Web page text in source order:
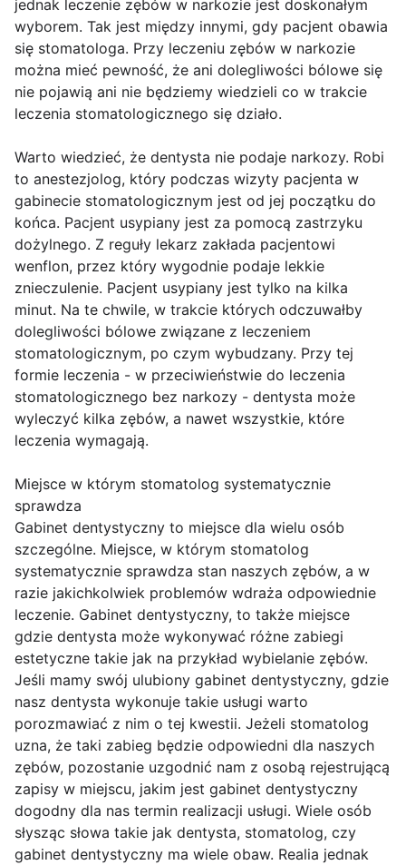
jednak leczenie zębów w narkozie jest doskonałym
wyborem. Tak jest między innymi, gdy pacjent obawia
się stomatologa. Przy leczeniu zębów w narkozie
można mieć pewność, że ani dolegliwości bólowe się
nie pojawią ani nie będziemy wiedzieli co w trakcie
leczenia stomatologicznego się działo.
Warto wiedzieć, że dentysta nie podaje narkozy. Robi
to anestezjolog, który podczas wizyty pacjenta w
gabinecie stomatologicznym jest od jej początku do
końca. Pacjent usypiany jest za pomocą zastrzyku
dożylnego. Z reguły lekarz zakłada pacjentowi
wenflon, przez który wygodnie podaje lekkie
znieczulenie. Pacjent usypiany jest tylko na kilka
minut. Na te chwile, w trakcie których odczuwałby
dolegliwości bólowe związane z leczeniem
stomatologicznym, po czym wybudzany. Przy tej
formie leczenia - w przeciwieństwie do leczenia
stomatologicznego bez narkozy - dentysta może
wyleczyć kilka zębów, a nawet wszystkie, które
leczenia wymagają.
Miejsce w którym stomatolog systematycznie
sprawdza
Gabinet dentystyczny to miejsce dla wielu osób
szczególne. Miejsce, w którym stomatolog
systematycznie sprawdza stan naszych zębów, a w
razie jakichkolwiek problemów wdraża odpowiednie
leczenie. Gabinet dentystyczny, to także miejsce
gdzie dentysta może wykonywać różne zabiegi
estetyczne takie jak na przykład wybielanie zębów.
Jeśli mamy swój ulubiony gabinet dentystyczny, gdzie
nasz dentysta wykonuje takie usługi warto
porozmawiać z nim o tej kwestii. Jeżeli stomatolog
uzna, że taki zabieg będzie odpowiedni dla naszych
zębów, pozostanie uzgodnić nam z osobą rejestrującą
zapisy w miejscu, jakim jest gabinet dentystyczny
dogodny dla nas termin realizacji usługi. Wiele osób
słysząc słowa takie jak dentysta, stomatolog, czy
gabinet dentystyczny ma wiele obaw. Realia jednak